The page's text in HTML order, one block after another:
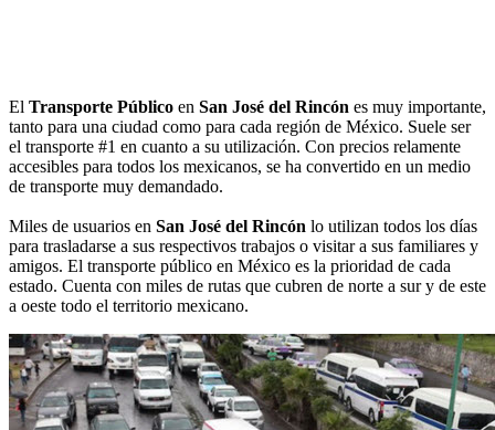
El Transporte Público en San José del Rincón es muy importante,
tanto para una ciudad como para cada región de México. Suele ser
el transporte #1 en cuanto a su utilización. Con precios relamente
accesibles para todos los mexicanos, se ha convertido en un medio
de transporte muy demandado.
Miles de usuarios en San José del Rincón lo utilizan todos los días
para trasladarse a sus respectivos trabajos o visitar a sus familiares y
amigos. El transporte público en México es la prioridad de cada
estado. Cuenta con miles de rutas que cubren de norte a sur y de este
a oeste todo el territorio mexicano.